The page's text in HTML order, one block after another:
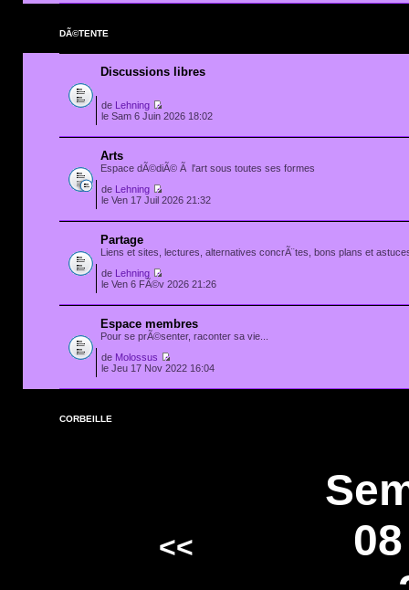
DÃ©TENTE
Discussions libres
de
Lehning
le Sam 6 Juin 2026 18:02
Arts
Espace dÃ©diÃ© Ã l'art sous toutes ses formes
de
Lehning
le Ven 17 Juil 2026 21:32
Partage
Liens et sites, lectures, alternatives concrÃ¨tes, bons plans et
de
Lehning
le Ven 6 FÃ©v 2026 21:26
Espace membres
Pour se prÃ©senter, raconter sa vie...
de Molossus
le Jeu 17 Nov 2022 16:04
CORBEILLE
<<